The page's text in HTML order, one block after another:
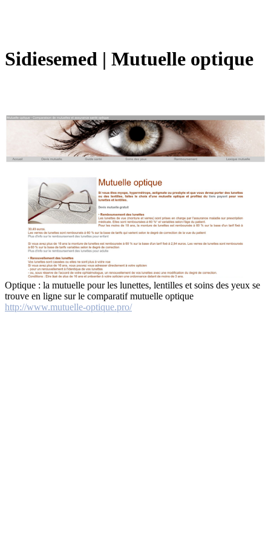
Sidiesemed | Mutuelle optique
Optique : la mutuelle pour les lunettes, lentilles et soins des yeux se
trouve en ligne sur le comparatif mutuelle optique
http://www.mutuelle-optique.pro/